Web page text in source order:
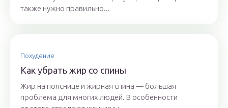
также нужно правильно...
Похудение
Как убрать жир со спины
Жир на пояснице и жирная спина — большая
проблема для многих людей. В особенности